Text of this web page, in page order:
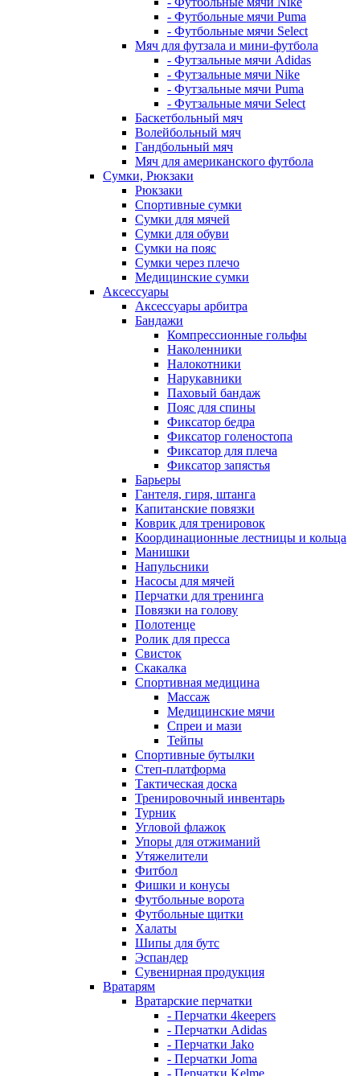
- Футбольные мячи Puma
- Футбольные мячи Select
Мяч для футзала и мини-футбола
- Футзальные мячи Adidas
- Футзальные мячи Nike
- Футзальные мячи Puma
- Футзальные мячи Select
Баскетбольный мяч
Волейбольный мяч
Гандбольный мяч
Мяч для американского футбола
Сумки, Рюкзаки
Рюкзаки
Спортивные сумки
Сумки для мячей
Сумки для обуви
Сумки на пояс
Сумки через плечо
Медицинские сумки
Аксессуары
Аксессуары арбитра
Бандажи
Компрессионные гольфы
Наколенники
Налокотники
Нарукавники
Паховый бандаж
Пояс для спины
Фиксатор бедра
Фиксатор голеностопа
Фиксатор для плеча
Фиксатор запястья
Барьеры
Гантеля, гиря, штанга
Капитанские повязки
Коврик для тренировок
Координационные лестницы и кольца
Манишки
Напульсники
Насосы для мячей
Перчатки для тренинга
Повязки на голову
Полотенце
Ролик для пресса
Свисток
Скакалка
Спортивная медицина
Массаж
Медицинские мячи
Спреи и мази
Тейпы
Спортивные бутылки
Степ-платформа
Тактическая доска
Тренировочный инвентарь
Турник
Угловой флажок
Упоры для отжиманий
Утяжелители
Фитбол
Фишки и конусы
Футбольные ворота
Футбольные щитки
Халаты
Шипы для бутс
Эспандер
Сувенирная продукция
Вратарям
Вратарские перчатки
- Перчатки 4keepers
- Перчатки Adidas
- Перчатки Jako
- Перчатки Joma
- Перчатки Kelme